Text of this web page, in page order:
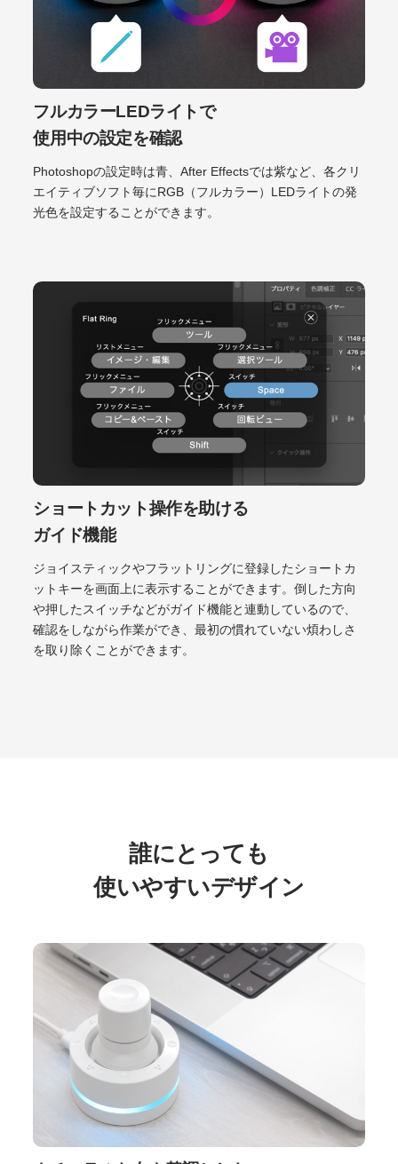
フルカラーLEDライトで
使用中の設定を確認
Photoshopの設定時は青、After Effectsでは紫など、各クリ
エイティブソフト毎にRGB（フルカラー）LEDライトの発
光色を設定することができます。
ショートカット操作を助ける
ガイド機能
ジョイスティックやフラットリングに登録したショートカ
ットキーを画面上に表示することができます。倒した方向
や押したスイッチなどがガイド機能と連動しているので、
確認をしながら作業ができ、最初の慣れていない煩わしさ
を取り除くことができます。
誰にとっても
使いやすいデザイン